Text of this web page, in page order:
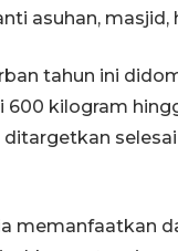
asuhan,
tahun ini
kilogram
memanfaatkan